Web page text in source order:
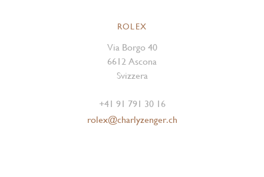
ROLEX
Via Borgo 40
6612 Ascona
Svizzera
+41 91 791 30 16
rolex@charlyzenger.ch